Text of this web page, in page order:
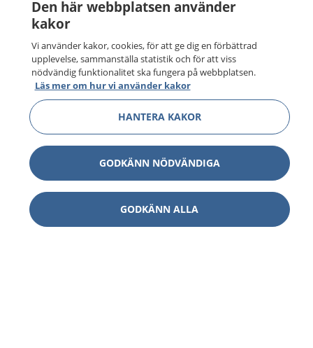
Den här webbplatsen använder
kakor
Vi använder kakor, cookies, för att ge dig en förbättrad
upplevelse, sammanställa statistik och för att viss
nödvändig funktionalitet ska fungera på webbplatsen.
Läs mer om hur vi använder kakor
HANTERA KAKOR
GODKÄNN NÖDVÄNDIGA
GODKÄNN ALLA